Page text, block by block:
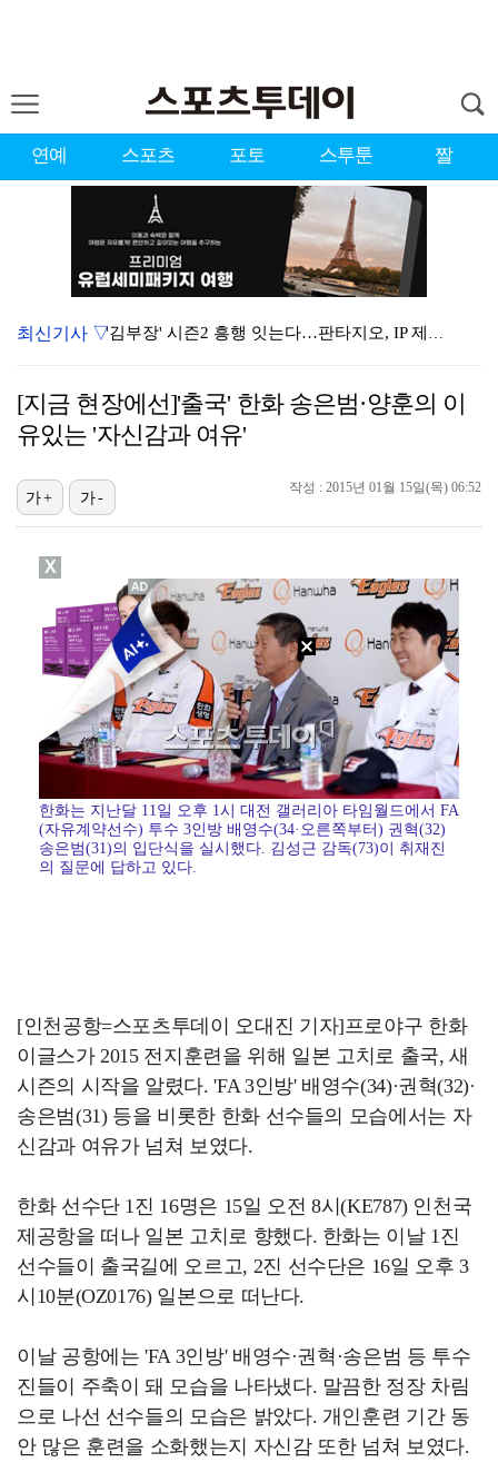
연예 스포츠 포토 스투툰 짤
'김부장' 시즌2 흥행 잇는다…판타지오, IP 제작·매…
초췌해진 김선태, 술병 가득 "고독하구만"…'리센느 사…
[ST포토] 전예성, 벌써 덥네
[ST포토] 성유진, 얼음주머니 챙겨서 출발
[ST포토] 정지효, 힘찬 티샷
[ST포토] 정지효, 충분한 수분섭취
[ST포토] 전예성, 목표지점 확인
최신기사 ▽
[지금 현장에선]'출국' 한화 송은범·양훈의 이
유있는 '자신감과 여유'
작성 : 2015년 01월 15일(목) 06:52
가+ 가-
한화는 지난달 11일 오후 1시 대전 갤러리아 타임월드에서 FA
(자유계약선수) 투수 3인방 배영수(34·오른쪽부터) 권혁(32)
송은범(31)의 입단식을 실시했다. 김성근 감독(73)이 취재진
의 질문에 답하고 있다.
[인천공항=스포츠투데이 오대진 기자]프로야구 한화
이글스가 2015 전지훈련을 위해 일본 고치로 출국, 새
시즌의 시작을 알렸다. 'FA 3인방' 배영수(34)·권혁(32)·
송은범(31) 등을 비롯한 한화 선수들의 모습에서는 자
신감과 여유가 넘쳐 보였다.
한화 선수단 1진 16명은 15일 오전 8시(KE787) 인천국
제공항을 떠나 일본 고치로 향했다. 한화는 이날 1진
선수들이 출국길에 오르고, 2진 선수단은 16일 오후 3
시10분(OZ0176) 일본으로 떠난다.
이날 공항에는 'FA 3인방' 배영수·권혁·송은범 등 투수
진들이 주축이 돼 모습을 나타냈다. 말끔한 정장 차림
으로 나선 선수들의 모습은 밝았다. 개인훈련 기간 동
안 많은 훈련을 소화했는지 자신감 또한 넘쳐 보였다.
X